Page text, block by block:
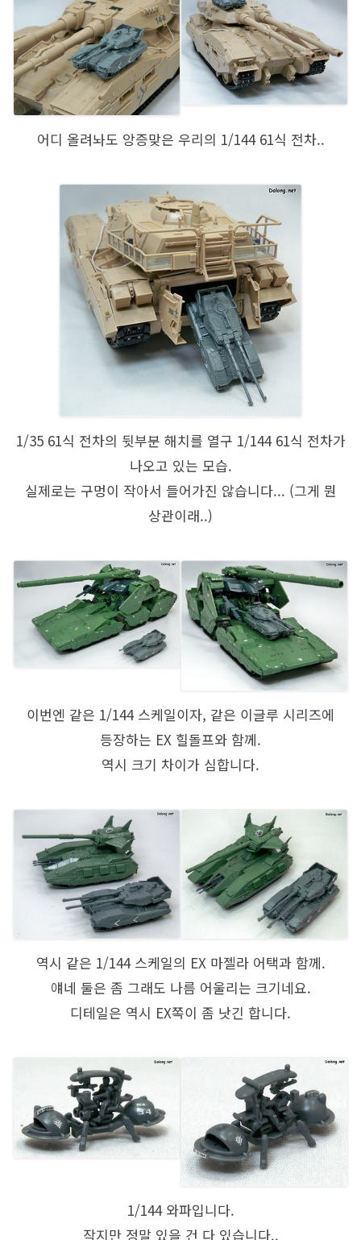
어디 올려놔도 앙증맞은 우리의 1/144 61식 전차..
1/35 61식 전차의 뒷부분 해치를 열구 1/144 61식 전차가
나오고 있는 모습.
실제로는 구멍이 작아서 들어가진 않습니다... (그게 뭔
상관이래..)
이번엔 같은 1/144 스케일이자, 같은 이글루 시리즈에
등장하는 EX 힐돌프와 함께.
역시 크기 차이가 심합니다.
역시 같은 1/144 스케일의 EX 마젤라 어택과 함께.
얘네 둘은 좀 그래도 나름 어울리는 크기네요.
디테일은 역시 EX쪽이 좀 낫긴 합니다.
1/144 와파입니다.
작지만 정말 있을 건 다 있습니다..